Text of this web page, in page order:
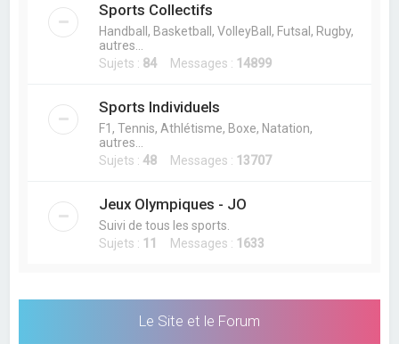
Sports Collectifs
Handball, Basketball, VolleyBall, Futsal, Rugby,
autres...
Sujets : 84 Messages : 14899
Sports Individuels
F1, Tennis, Athlétisme, Boxe, Natation,
autres...
Sujets :48 Messages : 13707
Jeux Olympiques - JO
Suivi de tous les sports.
Sujets : 11 Messages : 1633
Le Site et le Forum